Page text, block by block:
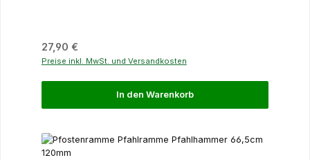
Regulärer Preis:
27,90 €
Preise inkl. MwSt. und Versandkosten
In den Warenkorb